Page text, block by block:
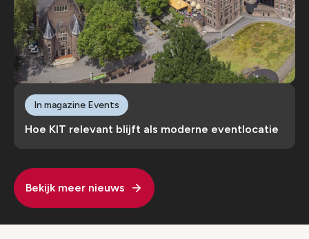
Hoe KIT relevant blijft als moderne eventlocatie
In magazine Events
Bekijk meer nieuws